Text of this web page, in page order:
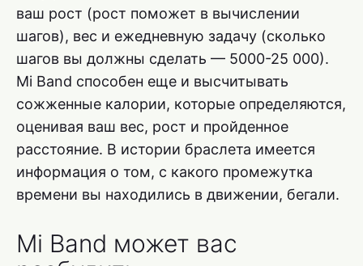
ваш рост (рост поможет в вычислении
шагов), вес и ежедневную задачу (сколько
шагов вы должны сделать — 5000-25 000).
Mi Band способен еще и высчитывать
сожженные калории, которые определяются,
оценивая ваш вес, рост и пройденное
расстояние. В истории браслета имеется
информация о том, с какого промежутка
времени вы находились в движении, бегали.
Mi Band может вас